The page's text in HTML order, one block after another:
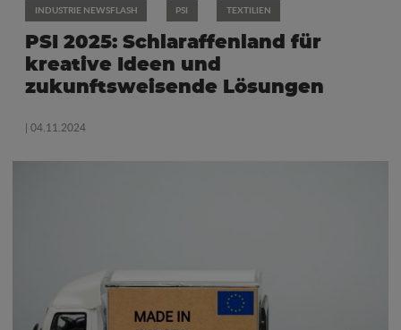
INDUSTRIE NEWSFLASH PSI TEXTILIEN
PSI 2025: Schlaraffenland für
kreative Ideen und
zukunftsweisende Lösungen
| 04.11.2024